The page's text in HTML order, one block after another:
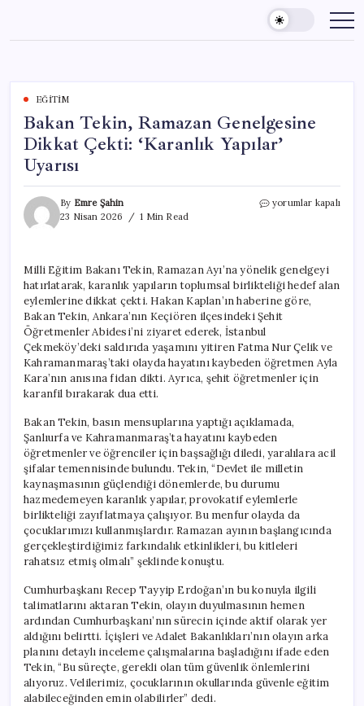
content
EĞITIM
Bakan Tekin, Ramazan Genelgesine
Dikkat Çekti: ‘Karanlık Yapılar’
Uyarısı
By Emre Şahin
23 Nisan 2026
1 Min Read
Bakan
Çekti:
‘Karanlık
Yapılar’
Uyarısı
yorumlar kapalı
Milli Eğitim Bakanı Tekin, Ramazan Ayı’na yönelik genelgeyi
hatırlatarak, karanlık yapıların toplumsal birlikteliği hedef alan
eylemlerine dikkat çekti. Hakan Kaplan’ın haberine göre,
Bakan Tekin, Ankara’nın Keçiören ilçesindeki Şehit
Öğretmenler Abidesi’ni ziyaret ederek, İstanbul
Çekmeköy’deki saldırıda yaşamını yitiren Fatma Nur Çelik ve
Kahramanmaraş’taki olayda hayatını kaybeden öğretmen Ayla
Kara’nın anısına fidan dikti. Ayrıca, şehit öğretmenler için
karanfil bırakarak dua etti.
Bakan Tekin, basın mensuplarına yaptığı açıklamada,
Şanlıurfa ve Kahramanmaraş’ta hayatını kaybeden
öğretmenler ve öğrenciler için başsağlığı diledi, yaralılara acil
şifalar temennisinde bulundu. Tekin, “Devlet ile milletin
kaynaşmasının güçlendiği dönemlerde, bu durumu
hazmedemeyen karanlık yapılar, provokatif eylemlerle
birlikteliği zayıflatmaya çalışıyor. Bu menfur olayda da
çocuklarımızı kullanmışlardır. Ramazan ayının başlangıcında
gerçekleştirdiğimiz farkındalık etkinlikleri, bu kitleleri
rahatsız etmiş olmalı” şeklinde konuştu.
Cumhurbaşkanı Recep Tayyip Erdoğan’ın bu konuyla ilgili
talimatlarını aktaran Tekin, olayın duyulmasının hemen
ardından Cumhurbaşkanı’nın sürecin içinde aktif olarak yer
aldığını belirtti. İçişleri ve Adalet Bakanlıkları’nın olayın arka
planını detaylı inceleme çalışmalarına başladığını ifade eden
Tekin, “Bu süreçte, gerekli olan tüm güvenlik önlemlerini
alıyoruz. Velilerimiz, çocuklarının okullarında güvenle eğitim
alabileceğinden emin olabilirler” dedi.